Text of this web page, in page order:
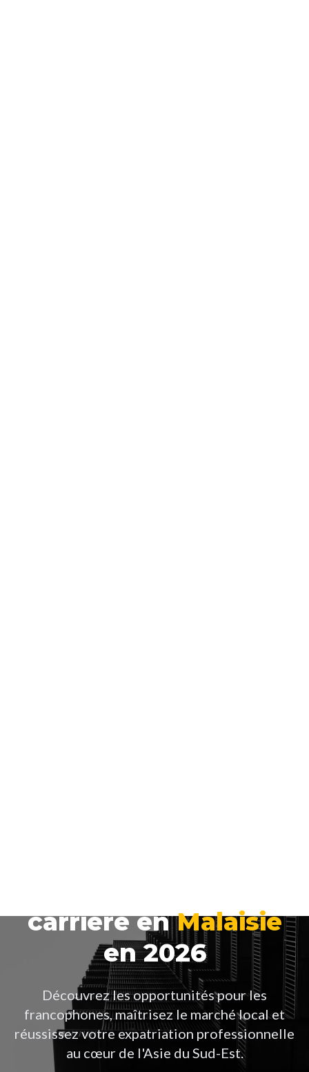
carrière enMalaisie
en 2026
Découvrez les opportunités pour les
francophones, maîtrisez le marché local et
réussissez votre expatriation professionnelle
au cœur de l'Asie du Sud-Est.